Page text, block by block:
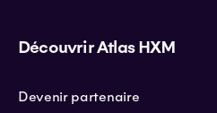
Découvrir Atlas HXM
Devenir partenaire